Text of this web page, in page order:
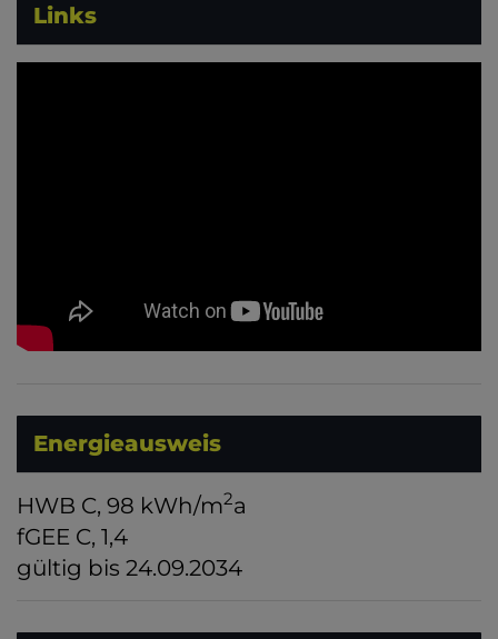
Links
Energieausweis
HWB C, 98 kWh/m2a
fGEE C, 1,4
gültig bis 24.09.2034